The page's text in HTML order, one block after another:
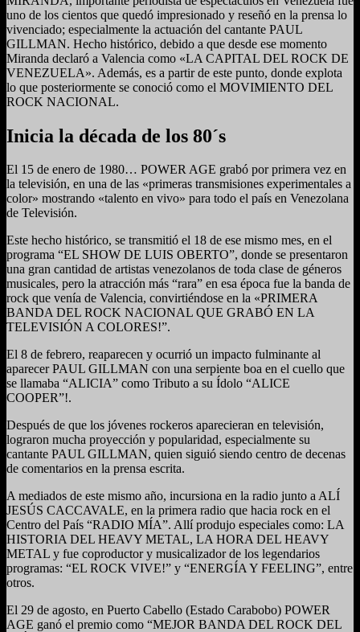
uno de los cientos que quedó impresionado y reseñó en la prensa lo
vivenciado; especialmente la actuación del cantante PAUL
GILLMAN. Hecho histórico, debido a que desde ese momento
Miranda declaró a Valencia como «LA CAPITAL DEL ROCK DE
VENEZUELA». Además, es a partir de este punto, donde explota
lo que posteriormente se conoció como el MOVIMIENTO DEL
ROCK NACIONAL.
Inicia la década de los 80´s
El 15 de enero de 1980… POWER AGE grabó por primera vez en
la televisión, en una de las «primeras transmisiones experimentales a
color» mostrando «talento en vivo» para todo el país en Venezolana
de Televisión.
Este hecho histórico, se transmitió el 18 de ese mismo mes, en el
programa “EL SHOW DE LUIS OBERTO”, donde se presentaron
una gran cantidad de artistas venezolanos de toda clase de géneros
musicales, pero la atracción más “rara” en esa época fue la banda de
rock que venía de Valencia, convirtiéndose en la «PRIMERA
BANDA DEL ROCK NACIONAL QUE GRABÓ EN LA
TELEVISIÓN A COLORES!”.
El 8 de febrero, reaparecen y ocurrió un impacto fulminante al
aparecer PAUL GILLMAN con una serpiente boa en el cuello que
se llamaba “ALICIA” como Tributo a su Ídolo “ALICE
COOPER”!.
Después de que los jóvenes rockeros aparecieran en televisión,
lograron mucha proyección y popularidad, especialmente su
cantante PAUL GILLMAN, quien siguió siendo centro de decenas
de comentarios en la prensa escrita.
A mediados de este mismo año, incursiona en la radio junto a ALÍ
JESÚS CACCAVALE, en la primera radio que hacia rock en el
Centro del País “RADIO MÍA”. Allí produjo especiales como: LA
HISTORIA DEL HEAVY METAL, LA HORA DEL HEAVY
METAL y fue coproductor y musicalizador de los legendarios
programas: “EL ROCK VIVE!” y “ENERGÍA Y FEELING”, entre
otros.
El 29 de agosto, en Puerto Cabello (Estado Carabobo) POWER
AGE ganó el premio como “MEJOR BANDA DEL ROCK DEL